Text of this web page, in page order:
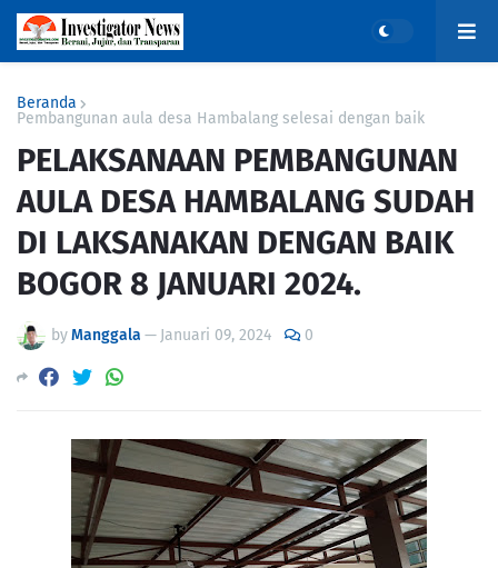
Beranda
Pembangunan aula desa Hambalang selesai dengan baik
PELAKSANAAN PEMBANGUNAN
AULA DESA HAMBALANG SUDAH
DI LAKSANAKAN DENGAN BAIK
BOGOR 8 JANUARI 2024.
byManggala — Januari 09, 2024 0